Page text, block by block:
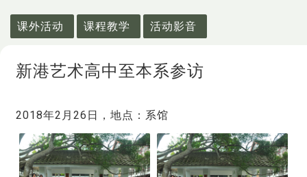
课外活动
课程教学 活动影音
新港艺术高中至本系参访
2018年2月26日，地点：系馆